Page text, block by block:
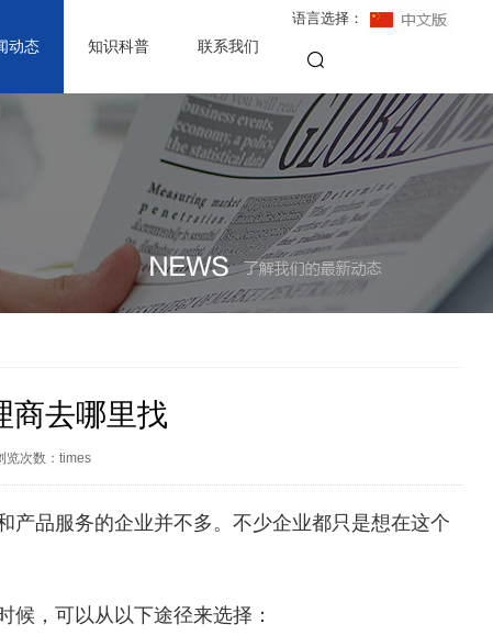
动态 知识科普 联系我们
语言选择：
商去哪里找
览次数： times
产品服务的企业并不多。不少企业都只是想在这个
，可以从以下途径来选择：